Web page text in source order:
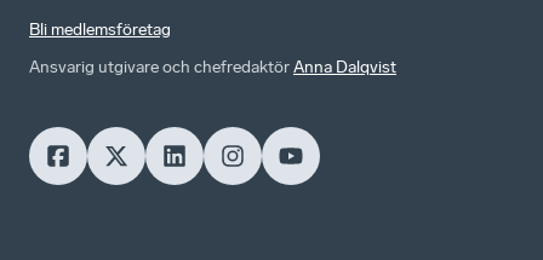
Bli medlemsföretag
Ansvarig utgivare och chefredaktörAnna Dalqvist